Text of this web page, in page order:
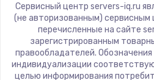
1400
Сервисный центр servers-iq.ru
(не авторизованным) сервисным
перечисленные на сайте
зарегистрированным
правообладателей.
индивидуализации
целью информирования